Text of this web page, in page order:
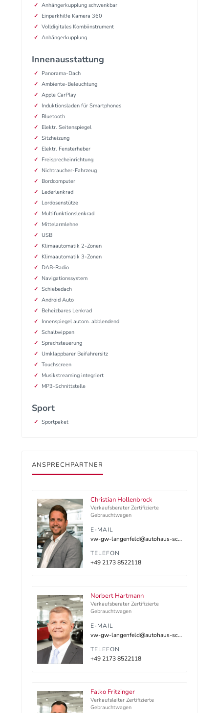
Anhängerkupplung schwenkbar
Einparkhilfe Kamera 360
Volldigitales Kombiinstrument
Anhängerkupplung
Innenausstattung
Panorama-Dach
Ambiente-Beleuchtung
Apple CarPlay
Induktionsladen für Smartphones
Bluetooth
Elektr. Seitenspiegel
Sitzheizung
Elektr. Fensterheber
Freisprecheinrichtung
Nichtraucher-Fahrzeug
Bordcomputer
Lederlenkrad
Lordosenstütze
Multifunktionslenkrad
Mittelarmlehne
USB
Klimaautomatik 2-Zonen
Klimaautomatik 3-Zonen
DAB-Radio
Navigationssystem
Schiebedach
Android Auto
Beheizbares Lenkrad
Innenspiegel autom. abblendend
Schaltwippen
Sprachsteuerung
Umklappbarer Beifahrersitz
Touchscreen
Musikstreaming integriert
MP3-Schnittstelle
Sport
Sportpaket
ANSPRECHPARTNER
Christian Hollenbrock
Verkaufsberater Zertifizierte
Gebrauchtwagen
E-MAIL
vw-gw-langenfeld@autohaus-schnitzler.dealerdesk.de
TELEFON
+49 2173 8522118
Norbert Hartmann
Verkaufsberater Zertifizierte
Gebrauchtwagen
E-MAIL
vw-gw-langenfeld@autohaus-schnitzler.dealerdesk.de
TELEFON
+49 2173 8522118
Falko Fritzinger
Verkaufsleiter Zertifizierte
Gebrauchtwagen